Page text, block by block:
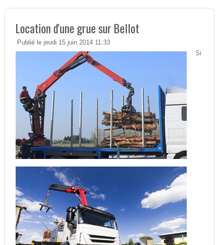
Location d'une grue sur Bellot
Publié le jeudi 15 juin 2014 11:33
Si